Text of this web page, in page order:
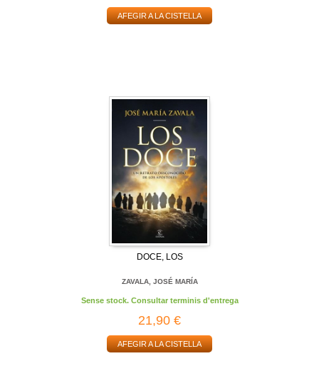
AFEGIR A LA CISTELLA
DOCE, LOS
ZAVALA, JOSÉ MARÍA
Sense stock. Consultar terminis d'entrega
21,90 €
AFEGIR A LA CISTELLA